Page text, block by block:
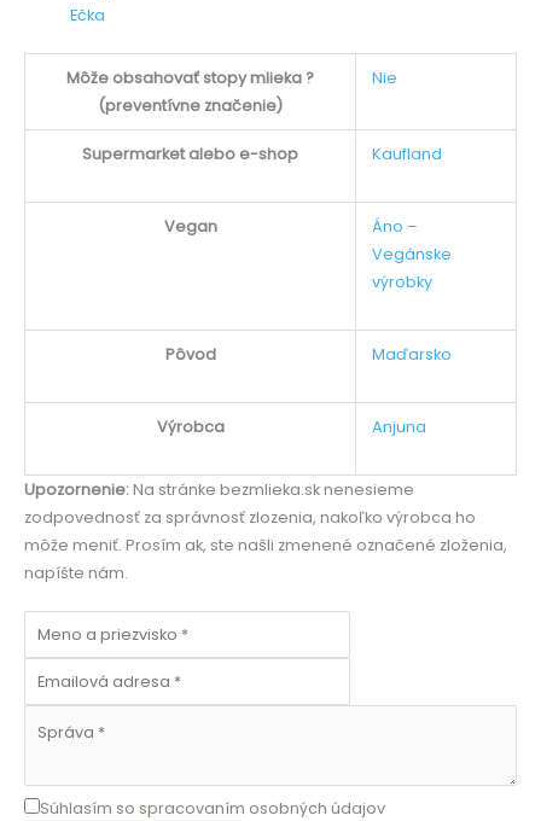
Ečka
Môže obsahovať stopy mlieka ?
(preventívne značenie)
Nie
Supermarket alebo e-shop Kaufland
Vegan
Áno –
Vegánske
výrobky
Pôvod Maďarsko
Výrobca Anjuna
Upozornenie:Na stránke bezmlieka.sk nenesieme
zodpovednosť za správnosť zlozenia, nakoľko výrobca ho
môže meniť. Prosím ak, ste našli zmenené označené zloženia,
napíšte nám.
Súhlasím so spracovaním osobných údajov